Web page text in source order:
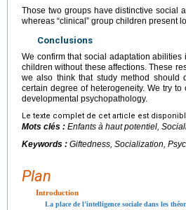
Those two groups have distinctive social
whereas “clinical” group children present
Conclusions
We confirm that social adaptation
children without these affections. These
we also think that study method should
certain degree of heterogeneity. We try
developmental psychopathology.
Le texte complet de cet article est
Mots clés : Enfants à haut potentiel,
Keywords : Giftedness, Socialization,
Plan
Introduction
La place de l’intelligence sociale dans les